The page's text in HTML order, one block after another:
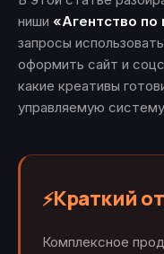
ниши «Агентство по
запросы
оформить сайт и
какие креативы
управляемую
⚡Краткий
Комплексное